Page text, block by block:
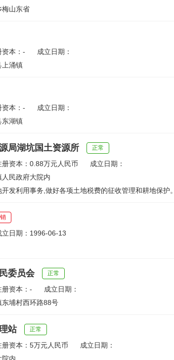
梅山东省
资本：-
成立日期：
上涌镇
资本：-
成立日期：
东湖镇
局湖坑国土资源所 正常
册资本：0.88万元人民币
成立日期：
民政府大院内
发利用事务,做好各项土地税费的征收管理和耕地保护。
立日期：1996-06-13
委员会 正常
册资本：-
成立日期：
埔村西环路88号
站 正常
册资本：5万元人民币
成立日期：